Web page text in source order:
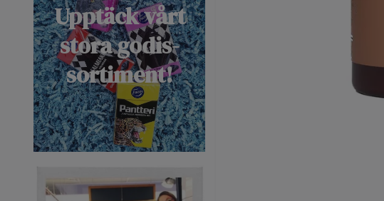
Upptäck vårt
stora godis-
sortiment!